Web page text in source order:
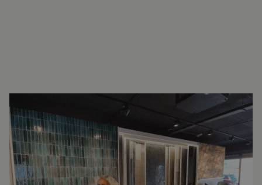
INTERESSE? NEEM VOOR MEER INFORMATIE
CONTACT OP.
Ron Vellekoop
Directeur